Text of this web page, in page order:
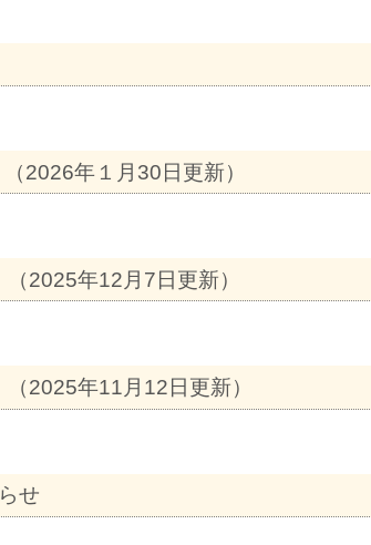
2026年１月30日更新）
2025年12月7日更新）
2025年11月12日更新）
せ